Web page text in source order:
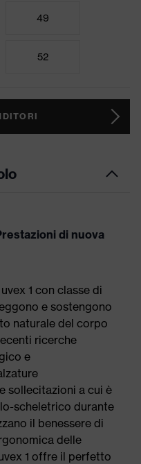
49
52
di nuova
1 con classe di
e sostengono
naturale del corpo
ricerche
e
sollecitazioni a cui è
scheletrico durante
il benessere di
delle
1 offre il perfetto